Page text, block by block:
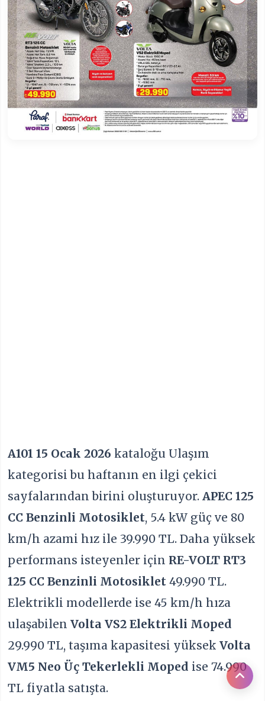
A101 15 Ocak 2026 kataloğu Ulaşım
kategorisi bu haftanın en ilgi çekici
sayfalarından birini oluşturuyor.APEC 125
CC Benzinli Motosiklet, 5.4 kW güç ve 80
km/h azami hız ile 39.990 TL. Daha yüksek
performans isteyenler için RE-VOLT RT3
125 CC Benzinli Motosiklet 49.990 TL.
Elektrikli modellerde ise 45 km/h hıza
ulaşabilenVolta VS2 Elektrikli Moped
29.990 TL, taşıma kapasitesi yüksekVolta
VM5 Neo Üç Tekerlekli Moped ise 74.990
TL fiyatla satışta.